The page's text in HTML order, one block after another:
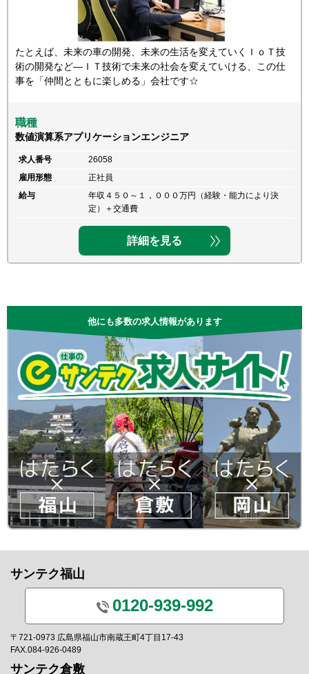
たとえば、未来の車の開発、未来の生活を変えていくＩｏＴ技
術の開発など―ＩＴ技術で未来の社会を変えていける、この仕
事を「仲間とともに楽しめる」会社です☆
職種
数値演算系アプリケーションエンジニア
求人番号
26058
雇用形態
正社員
給与
年収４５０～１，０００万円（経験・能力により決
定）＋交通費
詳細を見る
他にも多数の求人情報があります
サンテク福山
0120-939-992
〒721-0973 広島県福山市南蔵王町4丁目17-43
FAX.084-926-0489
サンテク倉敷